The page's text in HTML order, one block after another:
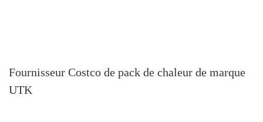
Fournisseur Costco de pack de chaleur de marque
UTK